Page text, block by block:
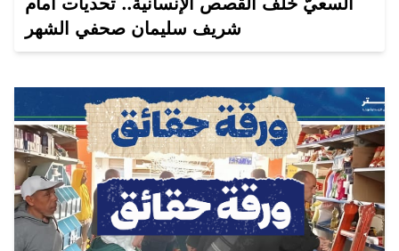
شريف سليمان صحفي الشهر